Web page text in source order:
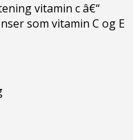
vitamin c â€“
som vitamin C og E